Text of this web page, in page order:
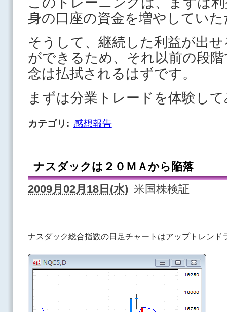
身の口座の資金を増やしてい
そうして、継続した利益が出
ができるため、それ以前の段
念は払拭されるはずです。
まずは分業トレードを体験し
カテゴリ : 感想報告
ナスダックは２０ＭＡから陥落
2009月02月18日(水) 米国株検証
ナスダック総合指数の日足チャートはアップトレンド